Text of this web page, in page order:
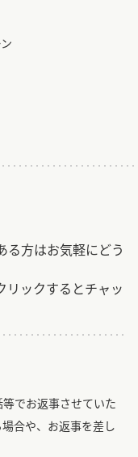
る方はお気軽にどう
リックするとチャッ
でお返事させていた
合や、お返事を差し